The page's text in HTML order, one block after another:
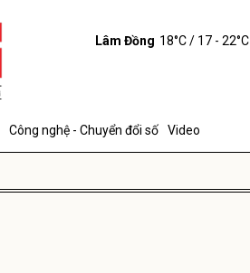
Lâm Đồng 18°C/ 17 - 22°C
Công nghệ - Chuyển đổi số Video